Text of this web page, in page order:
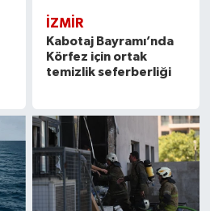
İZMIR
Kabotaj Bayramı’nda
Körfez için ortak
temizlik seferberliği